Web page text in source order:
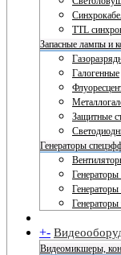
TTL
Запасные лампы и
Галогенные
Защитные
Генераторы
Генераторы
Генераторы
+-
Видеомикшеры,